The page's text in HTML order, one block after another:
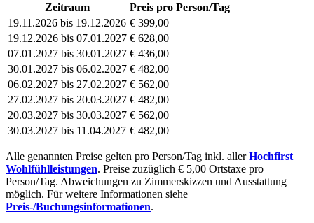
Zeitraum
Preis pro Person/Tag
19.11.2026 bis 19.12.2026 € 399,00
19.12.2026 bis 07.01.2027 € 628,00
07.01.2027 bis 30.01.2027 € 436,00
30.01.2027 bis 06.02.2027 € 482,00
06.02.2027 bis 27.02.2027 € 562,00
27.02.2027 bis 20.03.2027 € 482,00
20.03.2027 bis 30.03.2027 € 562,00
30.03.2027 bis 11.04.2027 € 482,00
Alle genannten Preise gelten pro Person/Tag inkl. allerHochfirst
Wohlfühlleistungen. Preise zuzüglich € 5,00 Ortstaxe pro
Person/Tag. Abweichungen zu Zimmerskizzen und Ausstattung
möglich. Für weitere Informationen siehe
Preis-/Buchungsinformationen.